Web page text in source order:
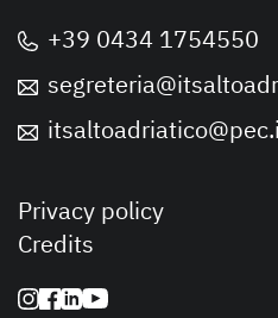
+39 0434 1754550
Privacy policy
Credits